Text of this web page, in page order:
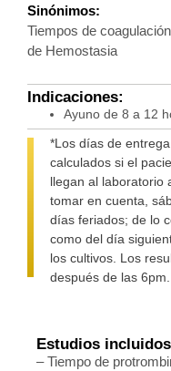
Sinónimos:
Tiempos de
de Hemostasia
Indicaciones:
Ayuno de 8 a 12
*Los días de
calculados si el
llegan al laboratorio
tomar en cuenta,
días feriados; de lo
como del día
los cultivos. Los
después de las 6pm.
Estudios incluidos
– Tiempo de